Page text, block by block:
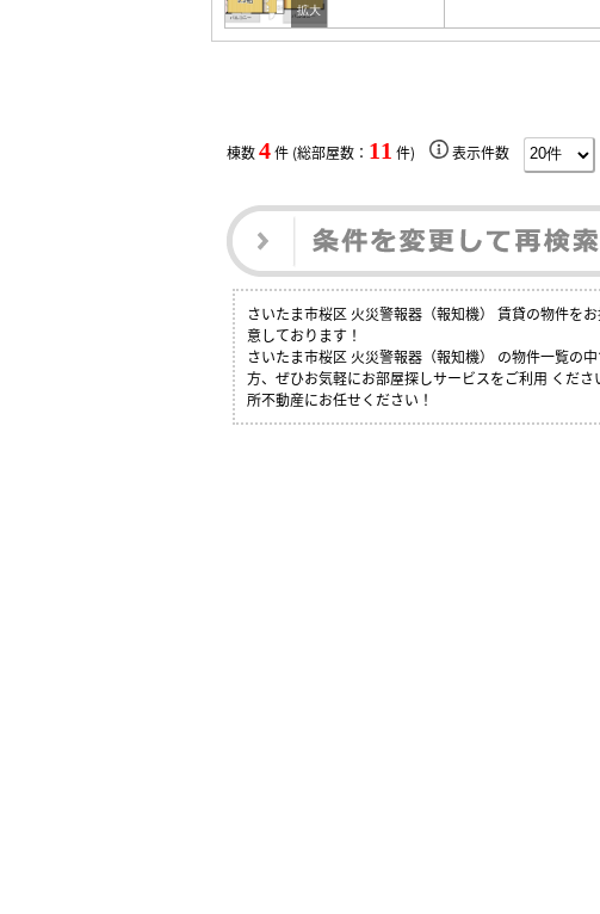
棟数4件 (総部屋数： 11 件) 表示件数
さいたま市桜区 火災警報器（報知機） 賃貸の物件を
意しております！
さいたま市桜区 火災警報器（報知機） の物件一覧の
方、ぜひお気軽にお部屋探しサービスをご利用 くだ
所不動産にお任せください！